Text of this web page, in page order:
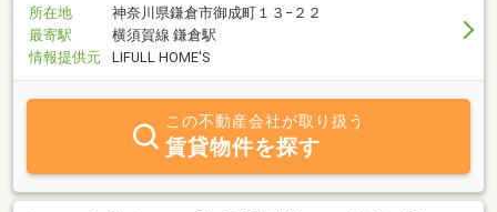
所在地
神奈川県鎌倉市御成町１３−２２
最寄駅
横須賀線 鎌倉駅
情報提供元
LIFULL HOME'S
この不動産会社が取り扱う
賃貸物件を探す